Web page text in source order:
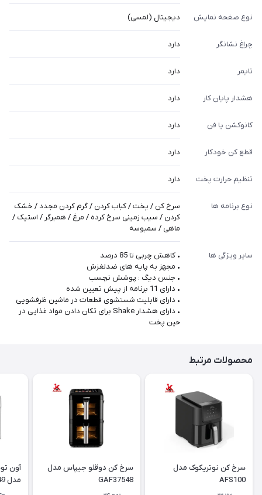
نوع صفحه نمایش دیجیتال (لمسی)
چراغ نشانگر دارد
تایمر دارد
هشدار پایان کار دارد
کانوکشن یا فن دارد
قطع کن خودکار دارد
تنظیم حرارت پخت دارد
نوع برنامه ها
سرخ کن / پخت / کباب کردن / گرم کردن مجدد / خشک
کردن / سیب زمینی سرخ کرده / مرغ / همبرگر / استیک /
ماهی / سمبوسه
سایر ویژگی ها
• کاهش چربی تا 85 درصد
• مجهز به پایه های ضدلغزش
• جنس دیگ : پوشش نچسب
• دارای 11 برنامه از پیش تعیین شده
• دارای قابلیت شستشوی قطعات در ماشین ظرفشویی
• دارای هشدار Shake برای تکان دادن مواد غذایی در
حین پخت
محصولات مرتبط
سرخ کن نوتریکوک مدل
AFS100
سرخ کن دوقلو جیپاس مدل
GAF37548
آون
مدل GAFO37549